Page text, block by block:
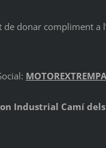
donar compliment a
Industrial Camí dels